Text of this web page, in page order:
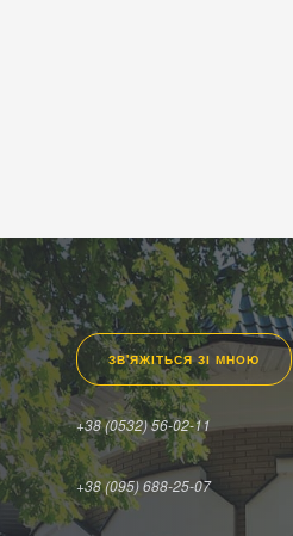
ЗВ'ЯЖІТЬСЯ ЗІ МНОЮ
+38 (0532) 56-02-11
+38 (095) 688-25-07